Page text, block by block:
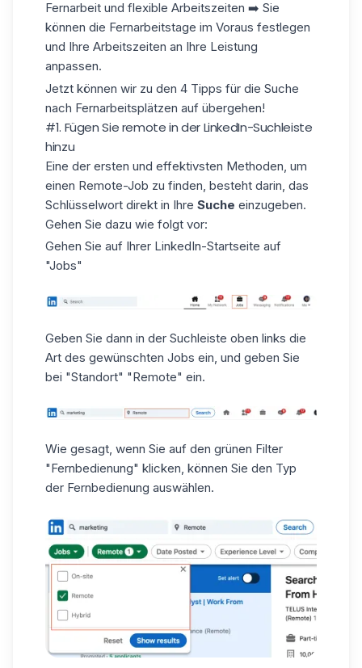
Fernarbeit und flexible Arbeitszeiten ➡️ Sie
können die Fernarbeitstage im Voraus festlegen
und Ihre Arbeitszeiten an Ihre Leistung
anpassen.
Jetzt können wir zu den 4 Tipps für die Suche
nach Fernarbeitsplätzen auf übergehen!
#1. Fügen Sie remote in der LinkedIn-Suchleiste
hinzu
Eine der ersten und effektivsten Methoden, um
einen Remote-Job zu finden, besteht darin, das
Schlüsselwort direkt in Ihre Suche einzugeben.
Gehen Sie dazu wie folgt vor:
Gehen Sie auf Ihrer LinkedIn-Startseite auf
"Jobs"
Geben Sie dann in der Suchleiste oben links die
Art des gewünschten Jobs ein, und geben Sie
bei "Standort" "Remote" ein.
Wie gesagt, wenn Sie auf den grünen Filter
"Fernbedienung" klicken, können Sie den Typ
der Fernbedienung auswählen.